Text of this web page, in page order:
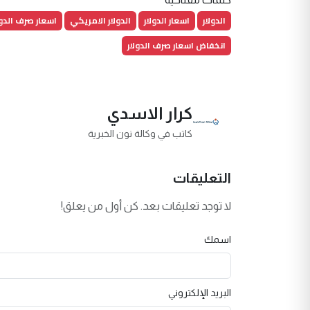
الدولار اسعار الدولار الدولار الامريكي اسعار صرف
انخفاض اسعار صرف الدولار
كرار الاسدي
كاتب في وكالة نون الخبرية
التعليقات
لا توجد تعليقات بعد. كن أول من يعلق!
اسمك
البريد الإلكتروني